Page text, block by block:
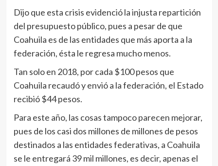
Dijo que esta crisis evidenció la injusta repartición
del presupuesto público, pues a pesar de que
Coahuila es de las entidades que más aporta a la
federación, ésta le regresa mucho menos.
Tan solo en 2018, por cada $100 pesos que
Coahuila recaudó y envió a la federación, el Estado
recibió $44 pesos.
Para este año, las cosas tampoco parecen mejorar,
pues de los casi dos millones de millones de pesos
destinados a las entidades federativas, a Coahuila
se le entregará 39 mil millones, es decir, apenas el